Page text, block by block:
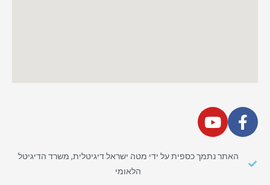
האתר נתמך כספית על ידי מטה ישראל דיגיטלית, משרד הדיגיטל
הלאומי